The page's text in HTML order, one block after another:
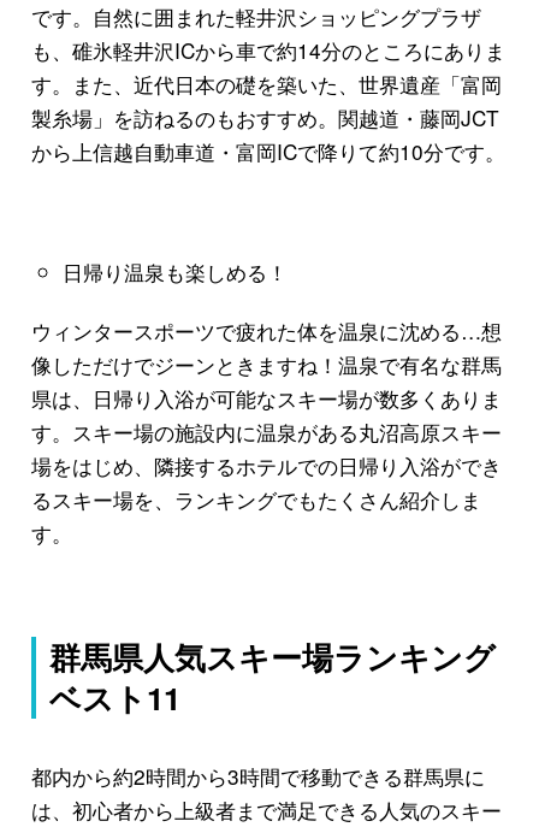
です。自然に囲まれた軽井沢ショッピングプラザ
も、碓氷軽井沢ICから車で約14分のところにありま
す。また、近代日本の礎を築いた、世界遺産「富岡
製糸場」を訪ねるのもおすすめ。関越道・藤岡JCT
から上信越自動車道・富岡ICで降りて約10分です。
日帰り温泉も楽しめる！
ウィンタースポーツで疲れた体を温泉に沈める…想
像しただけでジーンときますね！温泉で有名な群馬
県は、日帰り入浴が可能なスキー場が数多くありま
す。スキー場の施設内に温泉がある丸沼高原スキー
場をはじめ、隣接するホテルでの日帰り入浴ができ
るスキー場を、ランキングでもたくさん紹介しま
す。
群馬県人気スキー場ランキング
ベスト11
都内から約2時間から3時間で移動できる群馬県に
は、初心者から上級者まで満足できる人気のスキー